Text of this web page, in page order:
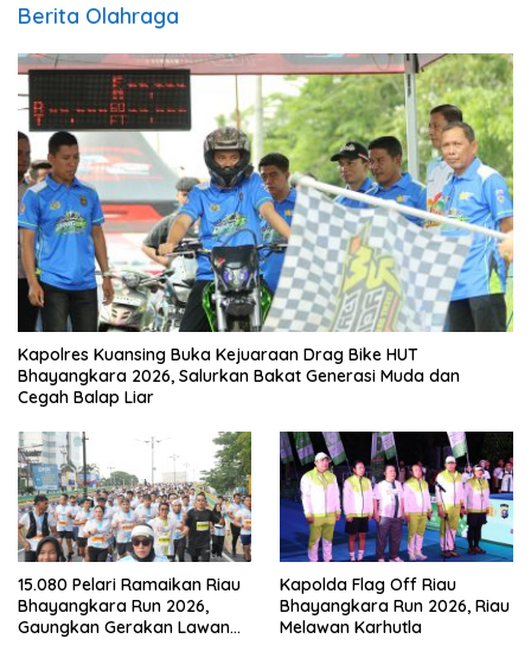
Berita Olahraga
Kapolres Kuansing Buka Kejuaraan Drag Bike HUT
Bhayangkara 2026, Salurkan Bakat Generasi Muda dan
Cegah Balap Liar
15.080 Pelari Ramaikan Riau
Bhayangkara Run 2026,
Gaungkan Gerakan Lawan
Kapolda Flag Off Riau
Bhayangkara Run 2026, Riau
Melawan Karhutla